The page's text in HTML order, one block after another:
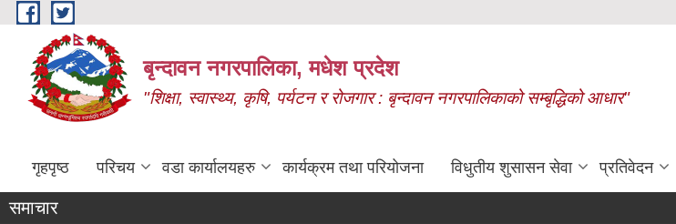
Skip to main content
बृन्दावन नगरपालिका, मधेश प्रदेश
"शिक्षा, स्वास्थ्य, कृषि, पर्यटन र रोजगार : बृन्दावन नगरपालिकाको सम्बृद्धिको आधार"
गृहपृष्ठ परिचय वडा कार्यालयहरु कार्यक्रम तथा परियोजना विधुतीय शुसासन सेवा प्रतिवेदन
समाचार